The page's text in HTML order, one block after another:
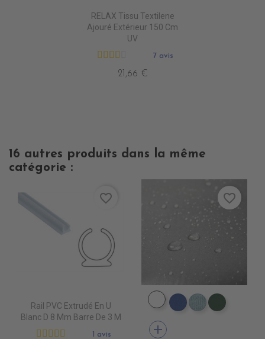
RELAX Tissu Textilene
Ajouré Extérieur 150 Cm
UV
7 avis
21,66 €
16 autres produits dans la même
catégorie :
Rail PVC Extrudé En U
Blanc D 8 Mm Barre De 3 M
1 avis
favorite_border
DW0001 NAVY
DW0005 ROYAL
DW0009DW0002
add
favorite_border